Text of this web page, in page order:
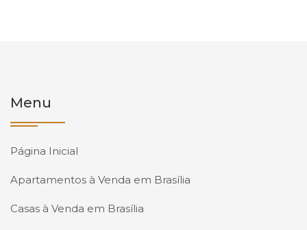
Menu
Página Inicial
Apartamentos à Venda em Brasília
Casas à Venda em Brasília